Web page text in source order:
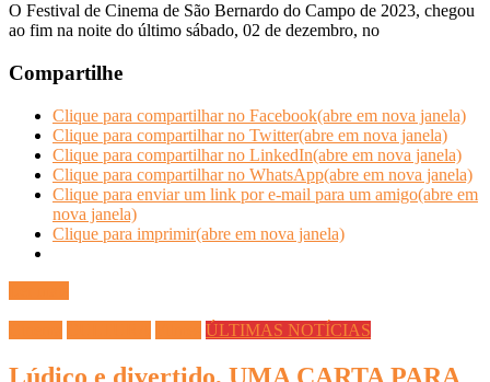
O Festival de Cinema de São Bernardo do Campo de 2023, chegou
ao fim na noite do último sábado, 02 de dezembro, no
Compartilhe
Clique para compartilhar no Facebook(abre em nova janela)
Clique para compartilhar no Twitter(abre em nova janela)
Clique para compartilhar no LinkedIn(abre em nova janela)
Clique para compartilhar no WhatsApp(abre em nova janela)
Clique para enviar um link por e-mail para um amigo(abre em
nova janela)
Clique para imprimir(abre em nova janela)
ÚLTIMAS NOTÍCIAS
Lúdico e divertido, UMA CARTA PARA